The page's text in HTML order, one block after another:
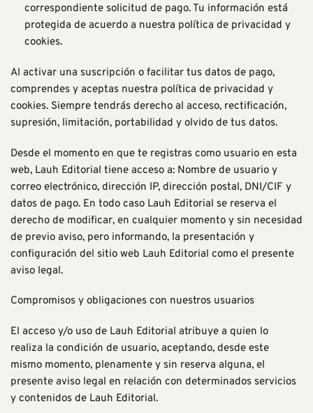
correspondiente solicitud de pago. Tu información está
protegida de acuerdo a nuestra política de privacidad y
cookies.
Al activar una suscripción o facilitar tus datos de pago,
comprendes y aceptas nuestra política de privacidad y
cookies. Siempre tendrás derecho al acceso, rectificación,
supresión, limitación, portabilidad y olvido de tus datos.
Desde el momento en que te registras como usuario en esta
web, Lauh Editorial tiene acceso a: Nombre de usuario y
correo electrónico, dirección IP, dirección postal, DNI/CIF y
datos de pago. En todo caso Lauh Editorial se reserva el
derecho de modificar, en cualquier momento y sin necesidad
de previo aviso, pero informando, la presentación y
configuración del sitio web Lauh Editorial como el presente
aviso legal.
Compromisos y obligaciones con nuestros usuarios
El acceso y/o uso de Lauh Editorial atribuye a quien lo
realiza la condición de usuario, aceptando, desde este
mismo momento, plenamente y sin reserva alguna, el
presente aviso legal en relación con determinados servicios
y contenidos de Lauh Editorial.